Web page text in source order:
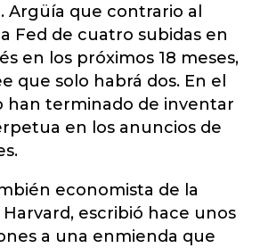
que contrario al
Fed de cuatro subidas en
en los próximos 18 meses,
que solo habrá dos. En el
han terminado de inventar
en los anuncios de
economista de la
escribió hace unos
a una enmienda que